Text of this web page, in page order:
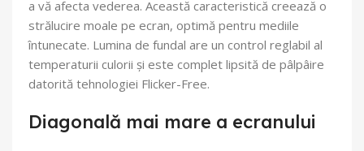
a vă afecta vederea. Această caracteristică creează o
strălucire moale pe ecran, optimă pentru mediile
întunecate. Lumina de fundal are un control reglabil al
temperaturii culorii și este complet lipsită de pâlpâire
datorită tehnologiei Flicker-Free.
Diagonală mai mare a ecranului